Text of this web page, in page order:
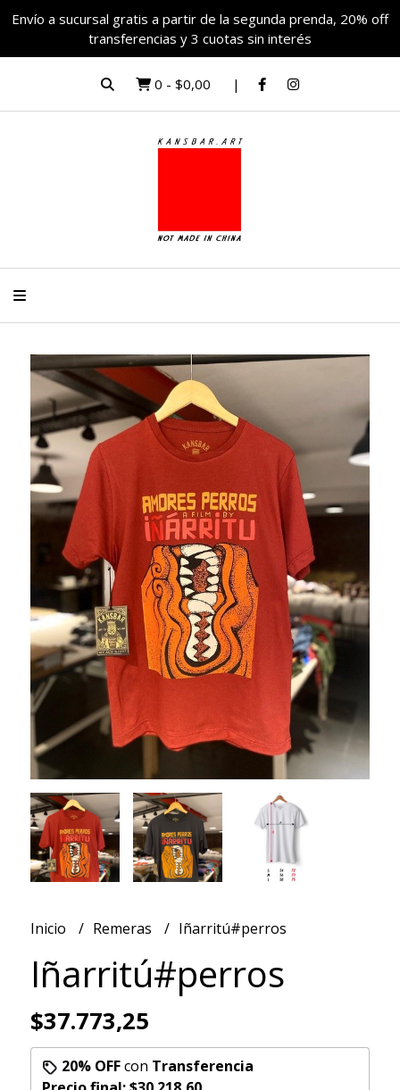
Envío a sucursal gratis a partir de la segunda prenda, 20% off
transferencias y 3 cuotas sin interés
0 - $0,00
Inicio Remeras Iñarritú#perros
Iñarritú#perros
$37.773,25
20% OFFcon Transferencia